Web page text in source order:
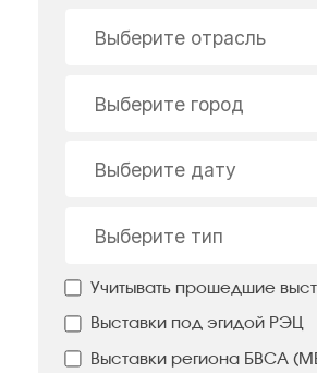
Выберите отрасль
Выберите город
Выберите дату
Выберите тип
Учитывать прошедшие
Выставки под эгидой РЭЦ
Выставки региона БВСА